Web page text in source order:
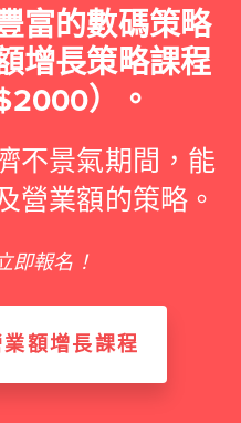
富的數碼策略
增長策略課程
）。
不景氣期間，能
營業額的策略。
即報名！
額增長課程